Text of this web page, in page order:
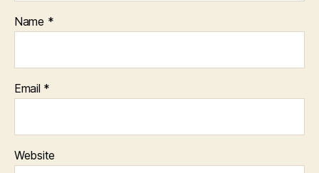
Name *
Email *
Website